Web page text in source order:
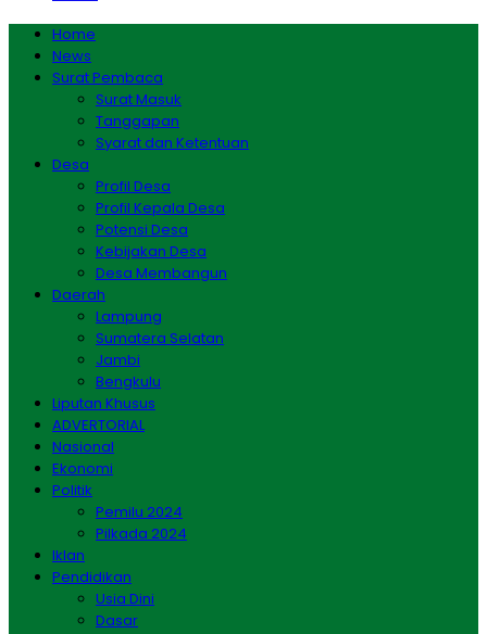
Home
News
Surat Pembaca
Surat Masuk
Tanggapan
Syarat dan Ketentuan
Desa
Profil Desa
Profil Kepala Desa
Potensi Desa
Kebijakan Desa
Desa Membangun
Daerah
Lampung
Sumatera Selatan
Jambi
Bengkulu
Liputan Khusus
ADVERTORIAL
Nasional
Ekonomi
Politik
Pemilu 2024
Pilkada 2024
Iklan
Pendidikan
Usia Dini
Dasar